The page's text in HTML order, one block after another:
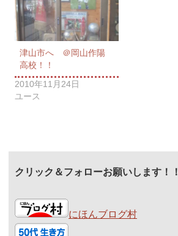
津山市へ ＠岡山作陽
高校！！
2010年11月24日
ユース
クリック＆フォローお願いします！！
にほんブログ村